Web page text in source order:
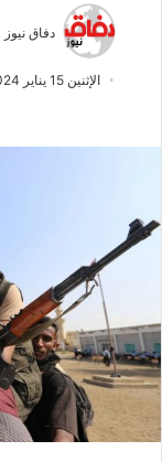
دفاق نيوز
الإثنين 15 يناير 2024 الساعة 1:29 ص